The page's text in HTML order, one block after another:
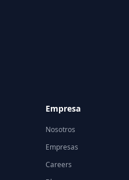
Empresa
Nosotros
Empresas
Careers